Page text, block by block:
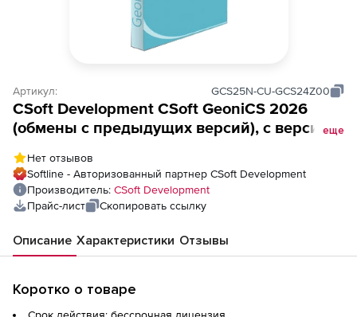
Артикул: GCS25N-CU-GCS24Z00
CSoft Development CSoft GeoniCS 2026
(обмены с предыдущих версий), с версии
серверная часть
еще
Нет отзывов
Softline - Авторизованный партнер CSoft Development
Производитель: CSoft Development
Прайс-лист
Скопировать ссылку
Описание Характеристики Отзывы
Коротко о товаре